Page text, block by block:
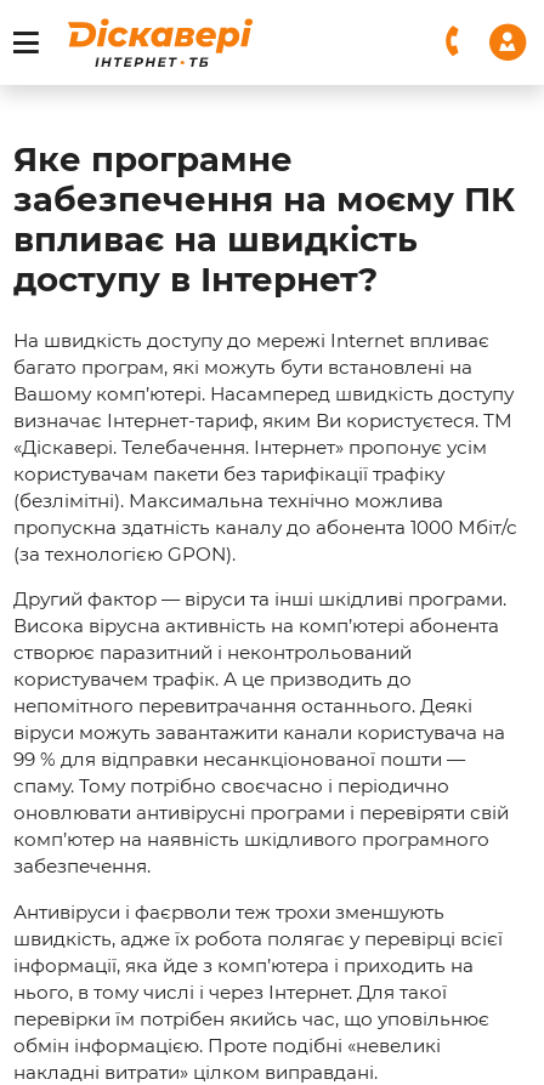
Яке програмне
забезпечення на моєму ПК
впливає на швидкість
доступу в Інтернет?
На швидкість доступу до мережі Internet впливає
багато програм, які можуть бути встановлені на
Вашому комп’ютері. Насамперед швидкість доступу
визначає Інтернет-тариф, яким Ви користуєтеся. ТМ
«Діскавері. Телебачення. Інтернет» пропонує усім
користувачам пакети без тарифікації трафіку
(безлімітні). Максимальна технічно можлива
пропускна здатність каналу до абонента 1000 Мбіт/с
(за технологією GPON).
Другий фактор — віруси та інші шкідливі програми.
Висока вірусна активність на комп’ютері абонента
створює паразитний і неконтрольований
користувачем трафік. А це призводить до
непомітного перевитрачання останнього. Деякі
віруси можуть завантажити канали користувача на
99 % для відправки несанкціонованої пошти —
спаму. Тому потрібно своєчасно і періодично
оновлювати антивірусні програми і перевіряти свій
комп’ютер на наявність шкідливого програмного
забезпечення.
Антивіруси і фаєрволи теж трохи зменшують
швидкість, адже їх робота полягає у перевірці всієї
інформації, яка йде з комп’ютера і приходить на
нього, в тому числі і через Інтернет. Для такої
перевірки їм потрібен якийсь час, що уповільнює
обмін інформацією. Проте подібні «невеликі
накладні витрати» цілком виправдані.